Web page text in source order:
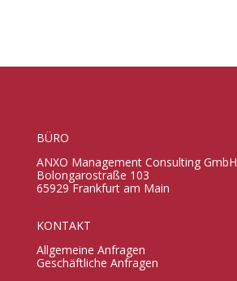
BÜRO
ANXO Management Consulting GmbH
Bolongarostraße 103
65929 Frankfurt am Main
KONTAKT
Allgemeine Anfragen
Geschäftliche Anfragen